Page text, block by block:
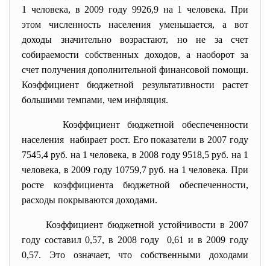
1 человека, в 2009 году 9926,9на 1 человека. При
этом численность населения уменьшается, а вот
доходы значительно возрастают, но не за счет
собираемости собственных доходов, а наоборот за
счет получения дополнительной финансовой помощи.
Коэффициент бюджетной результативности растет
большими темпами, чем инфляция.
Коэффициент бюджетной обеспеченности
населения набирает рост. Его показатели в 2007 году
7545,4 руб. на 1 человека, в 2008 году 9518,5руб. на 1
человека, в 2009 году 10759,7руб. на 1 человека. При
росте коэффициента бюджетной обеспеченности,
расходы покрываются доходами.
Коэффициент бюджетной устойчивости в 2007
году составил0,57, в 2008 году0,61 и в 2009 году
0,57. Это означает, что собственными доходами